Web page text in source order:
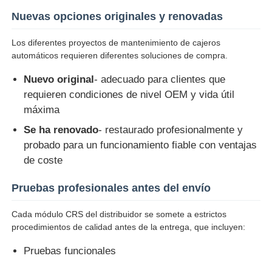
máquina de pos
cajero automático
Reciclador de monedas
Nuevas opciones originales y renovadas
Los diferentes proyectos de mantenimiento de cajeros
automáticos requieren diferentes soluciones de compra.
Nuevo original- adecuado para clientes que
requieren condiciones de nivel OEM y vida útil
máxima
Se ha renovado- restaurado profesionalmente y
probado para un funcionamiento fiable con ventajas
de coste
Pruebas profesionales antes del envío
Cada módulo CRS del distribuidor se somete a estrictos
procedimientos de calidad antes de la entrega, que incluyen:
Pruebas funcionales